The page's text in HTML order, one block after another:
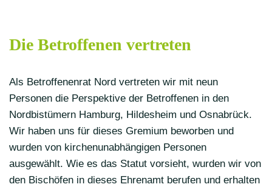
Die Betroffenen vertreten
Als Betroffenenrat Nord vertreten wir mit neun
Personen die Perspektive der Betroffenen in den
Nordbistümern Hamburg, Hildesheim und Osnabrück.
Wir haben uns für dieses Gremium beworben und
wurden von kirchenunabhängigen Personen
ausgewählt. Wie es das Statut vorsieht, wurden wir von
den Bischöfen in dieses Ehrenamt berufen und erhalten